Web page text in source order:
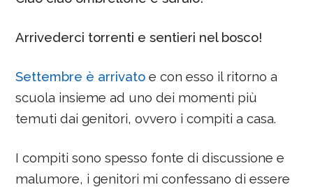
Arrivederci torrenti e sentieri nel bosco!
Settembre è arrivato e con esso il ritorno a
scuola insieme ad uno dei momenti più
temuti dai genitori, ovvero i compiti a casa.
I compiti sono spesso fonte di discussione e
malumore, i genitori mi confessano di essere